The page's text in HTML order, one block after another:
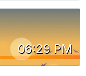
06:29 PM